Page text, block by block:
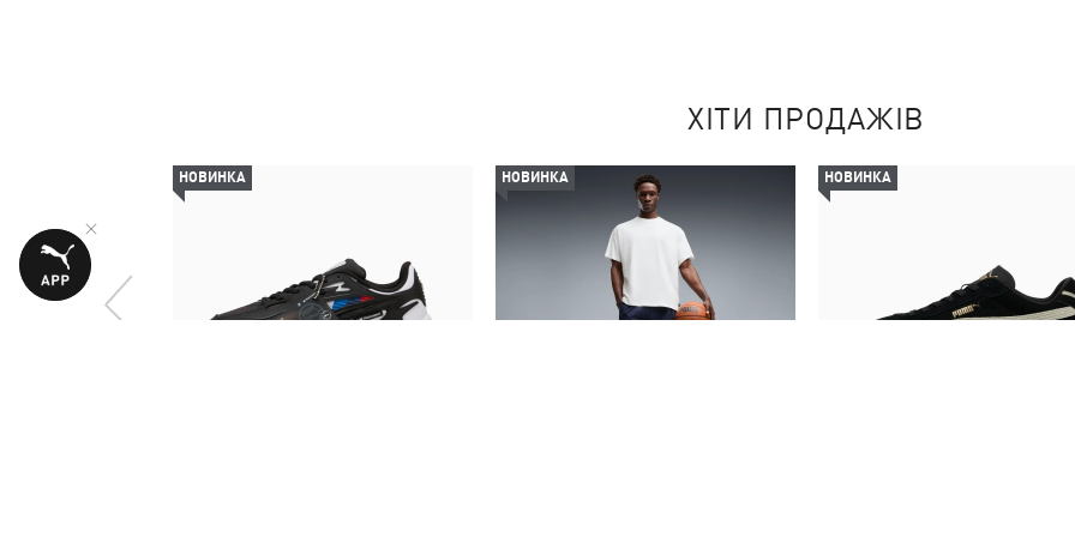
ХІТИ ПРОДАЖІВ
НОВИНКА НОВИНКА НОВИНКА